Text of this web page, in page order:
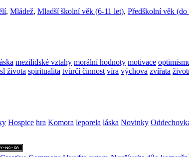
, Mládež, Mladší školní věk (6-11 let), Předškolní věk (do
mezilidské vztahy morální hodnoty motivace
života spiritualita tvůrčí činnost víra výchova zvířata
Hospice hra Komora leporela láska Novinky